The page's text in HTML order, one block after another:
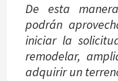
De esta
podrán
iniciar la
remodelar,
adquirir un